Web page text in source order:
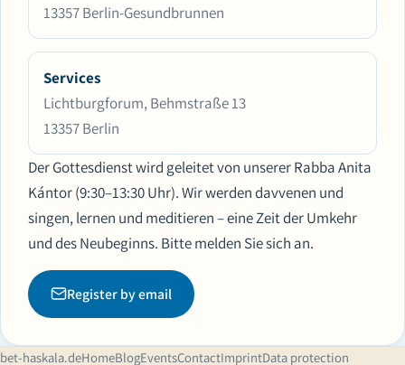
13357 Berlin-Gesundbrunnen
Services
Lichtburgforum, Behmstraße 13
13357 Berlin
Der Gottesdienst wird geleitet von unserer Rabba Anita
Kántor (9:30–13:30 Uhr). Wir werden davvenen und
singen, lernen und meditieren – eine Zeit der Umkehr
und des Neubeginns. Bitte melden Sie sich an.
Register by email
bet-haskala.deHomeBlogEventsContactImprintData protection